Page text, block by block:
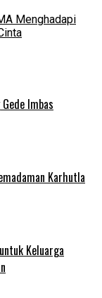
Menghadapi
Imbas
Karhutla
Keluarga